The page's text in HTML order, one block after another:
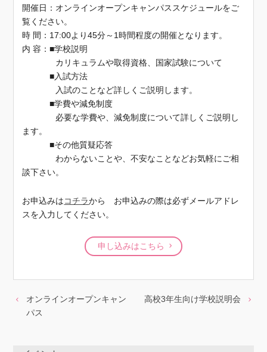
開催日：オンラインオープンキャンパススケジュールをご
覧ください。
時 間：17:00より45分～1時間程度の開催となります。
内 容：■学校説明
カリキュラムや取得資格、国家試験について
■入試方法
入試のことなど詳しくご説明します。
■学費や減免制度
必要な学費や、減免制度について詳しくご説明し
ます。
■その他質疑応答
わからないことや、不安なことなどお気軽にご相
談下さい。
お申込みはコチラから お申込みの際は必ずメールアドレ
スを入力してください。
申し込みはこちら
オンラインオープンキャン
パス
高校3年生向け学校説明会